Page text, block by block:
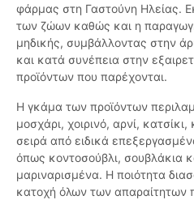
φάρμας στη Γαστούνη Ηλείας.
των ζώων καθώς και η
μηδικής, συμβάλλοντας στην
και κατά συνέπεια στην
προϊόντων που παρέχονται.
Η γκάμα των προϊόντων
μοσχάρι, χοιρινό, αρνί,
σειρά από ειδικά
όπως κοντοσούβλι, σουβλάκια
μαριναρισμένα. Η ποιότητα
κατοχή όλων των απαραίτητων